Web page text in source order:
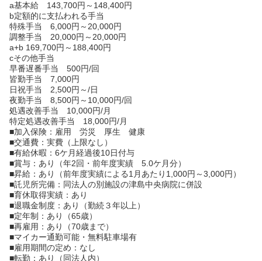
a基本給 143,700円～148,400円
b定額的に支払われる手当
特殊手当 6,000円～20,000円
調整手当 20,000円～20,000円
a+b 169,700円～188,400円
cその他手当
早番遅番手当 500円/回
皆勤手当 7,000円
日祝手当 2,500円～/日
夜勤手当 8,500円～10,000円/回
処遇改善手当 10,000円/月
特定処遇改善手当 18,000円/月
■加入保険：雇用 労災 厚生 健康
■交通費：実費（上限なし）
■有給休暇：6ケ月経過後10日付与
■賞与：あり（年2回・前年度実績 5.0ケ月分）
■昇給：あり（前年度実績による1月あたり1,000円～3,000円）
■託児所完備：同法人の別施設の津島中央病院に併設
■育休取得実績：あり
■退職金制度：あり（勤続３年以上）
■定年制：あり（65歳）
■再雇用：あり（70歳まで）
■マイカー通勤可能・無料駐車場有
■雇用期間の定め：なし
■転勤：あり（同法人内）